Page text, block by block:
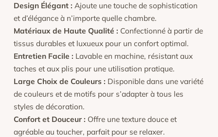
Design Élégant : Ajoute une touche de sophistication
et d’élégance à n’importe quelle chambre.
Matériaux de Haute Qualité : Confectionné à partir de
tissus durables et luxueux pour un confort optimal.
Entretien Facile : Lavable en machine, résistant aux
taches et aux plis pour une utilisation pratique.
Large Choix de Couleurs : Disponible dans une variété
de couleurs et de motifs pour s’adapter à tous les
styles de décoration.
Confort et Douceur : Offre une texture douce et
agréable au toucher, parfait pour se relaxer.